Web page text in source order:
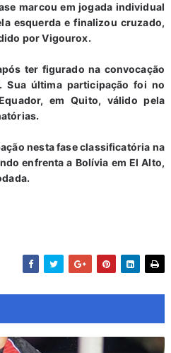
marcou em jogada individual
esquerda e finalizou cruzado,
por Vigourox.
ter figurado na convocação
Sua última participação foi no
em Quito, válido pela
nesta fase classificatória na
enfrenta a Bolívia em El Alto,